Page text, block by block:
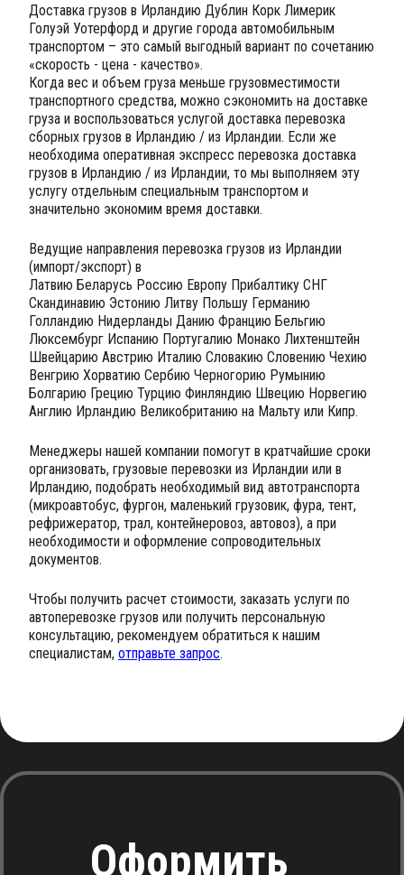
Доставка грузов в Ирландию Дублин Корк Лимерик
Голуэй Уотерфорд и другие города автомобильным
транспортом – это самый выгодный вариант по сочетанию
«скорость - цена - качество».
Когда вес и объем груза меньше грузовместимости
транспортного средства, можно сэкономить на доставке
груза и воспользоваться услугой доставка перевозка
сборных грузов в Ирландию / из Ирландии. Если же
необходима оперативная экспресс перевозка доставка
грузов в Ирландию / из Ирландии, то мы выполняем эту
услугу отдельным специальным транспортом и
значительно экономим время доставки.
Ведущие направления перевозка грузов из Ирландии
(импорт/экспорт) в
Латвию Беларусь Россию Европу Прибалтику СНГ
Скандинавию Эстонию Литву Польшу Германию
Голландию Нидерланды Данию Францию Бельгию
Люксембург Испанию Португалию Монако Лихтенштейн
Швейцарию Австрию Италию Словакию Словению Чехию
Венгрию Хорватию Сербию Черногорию Румынию
Болгарию Грецию Турцию Финляндию Швецию Норвегию
Англию Ирландию Великобританию на Мальту или Кипр.
Менеджеры нашей компании помогут в кратчайшие сроки
организовать, грузовые перевозки из Ирландии или в
Ирландию, подобрать необходимый вид автотранспорта
(микроавтобус, фургон, маленький грузовик, фура, тент,
рефрижератор, трал, контейнеровоз, автовоз), а при
необходимости и оформление сопроводительных
документов.
Чтобы получить расчет стоимости, заказать услуги по
автоперевозке грузов или получить персональную
консультацию, рекомендуем обратиться к нашим
специалистам, отправьте запрос.
Оформить